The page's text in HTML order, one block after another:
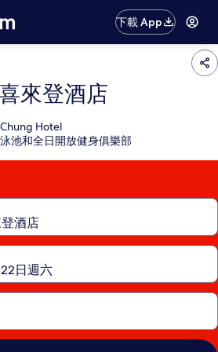
下載 App
來登酒店
Hotel
池和全日開放健身俱樂部